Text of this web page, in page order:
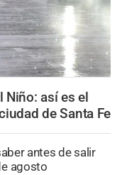
Niño: así es el
de Santa Fe
antes de salir
agosto